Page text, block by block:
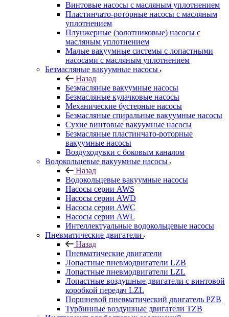
Винтовые насосы с масляным уплотнением
Пластинчато-роторные насосы с масляным
уплотнением
Плунжерные (золотниковые) насосы с
масляным уплотнением
Малые вакуумные системы с лопастными
насосами с масляным уплотнением
Безмасляные вакуумные насосы
Назад
Безмасляные вакуумные насосы
Безмасляные кулачковые насосы
Механические бустерные насосы
Безмасляные спиральные вакуумные насосы
Сухие винтовые вакуумные насосы
Безмасляные пластинчато-роторные
вакуумные насосы
Воздуходувки с боковым каналом
Водокольцевые вакуумные насосы
Назад
Водокольцевые вакуумные насосы
Насосы серии AWS
Насосы серии AWD
Насосы серии AWC
Насосы серии AWL
Интеллектуальные водокольцевые насосы
Пневматические двигатели
Назад
Пневматические двигатели
Лопастные пневмодвигатели LZB
Лопастные пневмодвигатели LZL
Лопастные воздушные двигатели с винтовой
коробкой передач LZL
Поршневой пневматический двигатель PZB
Турбинные воздушные двигатели TZB